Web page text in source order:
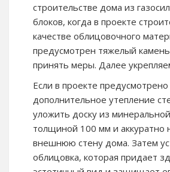
строительстве дома из
блоков, когда в проекте
качестве облицовочного
предусмотрен тяжелый
принять меры. Далее
Если в проекте предусмотрено
дополнительное утепление
уложить доску из
толщиной 100 мм и аккуратно
внешнюю стену дома. Затем
облицовка, которая придает